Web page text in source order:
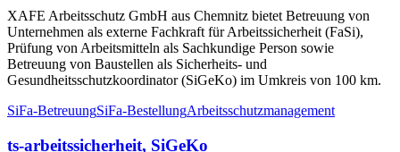
XAFE Arbeitsschutz GmbH aus Chemnitz bietet Betreuung von
Unternehmen als externe Fachkraft für Arbeitssicherheit (FaSi),
Prüfung von Arbeitsmitteln als Sachkundige Person sowie
Betreuung von Baustellen als Sicherheits- und
Gesundheitsschutzkoordinator (SiGeKo) im Umkreis von 100 km.
SiFa-BetreuungSiFa-BestellungArbeitsschutzmanagement
ts-arbeitssicherheit, SiGeKo